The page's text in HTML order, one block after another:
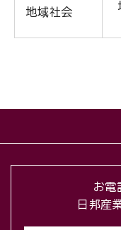
地域社会
お電
日邦産